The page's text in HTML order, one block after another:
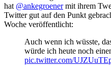
hat @ankegroenermit ihrem
Twitter gut auf den Punkt
Woche veröffentlicht:
Auch wenn ich wüsste,
würde ich heute noch
pic.twitter.com/